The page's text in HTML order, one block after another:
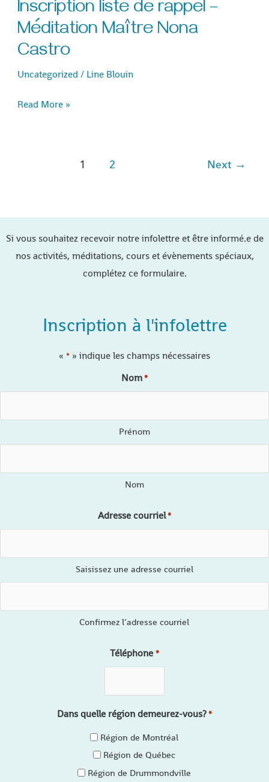
Inscription liste de rappel –
Méditation Maître Nona
Castro
Uncategorized / Line Blouin
Inscription
liste
de
–
Maître
Read More »
1 2 Next →
Si vous souhaitez recevoir notre infolettre et être informé.e de
nos activités, méditations, cours et évènements spéciaux,
complétez ce formulaire.
Inscription à l'infolettre
« * » indique les champs nécessaires
Nom*
Prénom
Nom
Adresse courriel*
Saisissez une adresse courriel
Confirmez l’adresse courriel
Téléphone *
Dans quelle région demeurez-vous?*
Région de Montréal
Région de Québec
Région de Drummondville